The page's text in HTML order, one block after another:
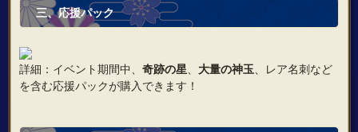
三、応援パック
詳細：イベント期間中、 奇跡の星、 大量の神玉、レア名刺など
を含む応援パックが購入できます！